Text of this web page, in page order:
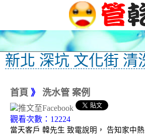
新北 深坑 文化街 清
首頁 》 洗水管 案例
觀看次數：12224
當天客戶 韓先生 致電說明， 告知家中